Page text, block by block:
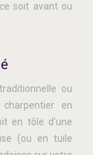
soit avant ou
ou
en
en tôle d'une
(ou en tuile